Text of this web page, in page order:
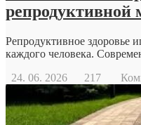
репродуктивной
Репродуктивное здоровье
каждого человека.
24. 06. 2026
217